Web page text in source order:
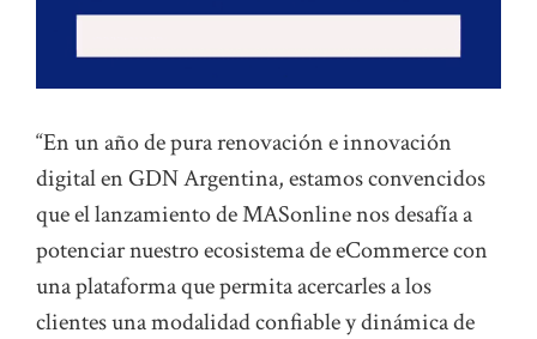
“En un año de pura renovación e innovación
digital en GDN Argentina, estamos convencidos
que el lanzamiento de MASonline nos desafía a
potenciar nuestro ecosistema de eCommerce con
una plataforma que permita acercarles a los
clientes una modalidad confiable y dinámica de